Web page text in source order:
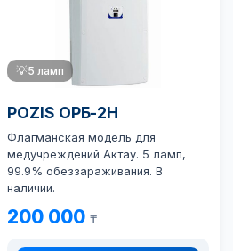
💡5 ламп
POZIS ОРБ-2Н
Флагманская модель для
медучреждений Актау. 5 ламп,
99.9% обеззараживания. В
наличии.
200 000₸